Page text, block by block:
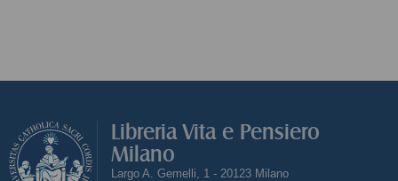
Libreria Vita e Pensiero
Milano
Largo A. Gemelli, 1 - 20123 Milano